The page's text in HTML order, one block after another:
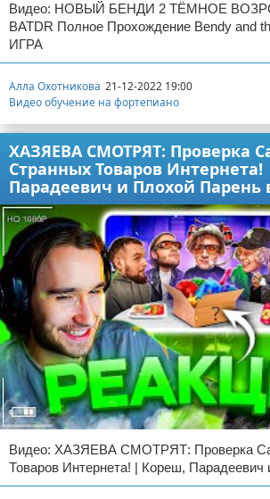
Видео: НОВЫЙ БЕНДИ 2 ТЁМНОЕ
BATDR Полное Прохождение Bendy and
ИГРА
Алла Охотникова 21-12-2022 19:00
Видео обучение на фортепиано
ХАЗЯЕВА СМОТРЯТ: Проверка
Странных Товаров
Парадеевич и Плохой Парень
Видео: ХАЗЯЕВА СМОТРЯТ: Проверка
Товаров Интернета! | Кореш,